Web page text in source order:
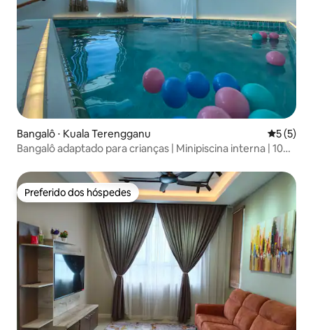
Bangalô ⋅ Kuala Terengganu 5 de
5 (5)
Bangalô adaptado para crianças | Minipiscina interna | 10
Preferido dos hóspedes
Preferido dos hóspedes